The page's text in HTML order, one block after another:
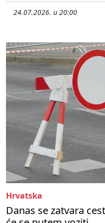
24.07.2026. u 20:00
Hrvatska
Danas se zatvara